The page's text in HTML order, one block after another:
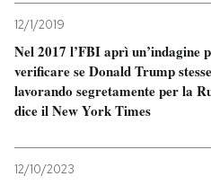
12/1/2019
Nel 2017 l’FBI aprì un’indagine
verificare se Donald Trump stesse
lavorando segretamente per la
dice il New York Times
12/10/2023